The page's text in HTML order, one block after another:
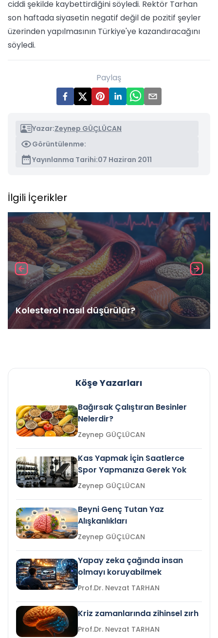
ciddi şekilde kaybettirdiğini söyledi. Rektör Tarhan
son haftada siyasetin negatif değil de pozitif şeyler
üzerinden yapılmasının Türkiye'ye kazandıracağını
söyledi.
Paylaş
Yazar:Zeynep GÜÇLÜCAN
Görüntülenme:
Yayınlanma Tarihi:07 Haziran 2011
İlgili İçerikler
Kolesterol nasıl düşürülür?
Köşe Yazarları
Bağırsak Çalıştıran Besinler
Nelerdir?
Zeynep GÜÇLÜCAN
Kas Yapmak İçin Saatlerce
Spor Yapmanıza Gerek Yok
Zeynep GÜÇLÜCAN
Beyni Genç Tutan Yaz
Alışkanlıkları
Zeynep GÜÇLÜCAN
Yapay zeka çağında insan
olmayı koruyabilmek
Prof.Dr. Nevzat TARHAN
Kriz zamanlarında zihinsel zırh
Prof.Dr. Nevzat TARHAN